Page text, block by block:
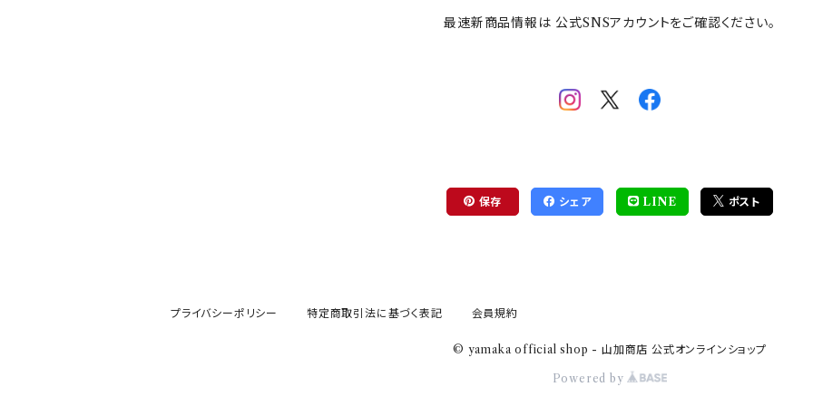
ハローキティ
最速新商品情報は 公式SNSアカウントをご確認ください。
保存 シェア LINE ポスト
プライバシーポリシー 特定商取引法に基づく表記 会員規約
© yamaka official shop - 山加商店 公式オンラインショップ
Powered by